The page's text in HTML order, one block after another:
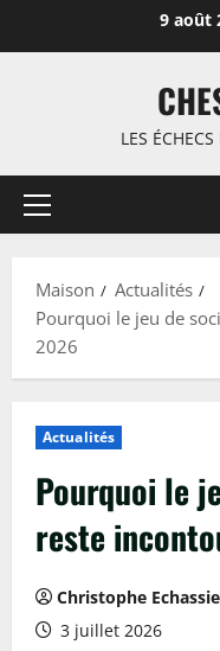
9 août
LES
Menu
Maison
Actualités
Pourquoi le jeu de
2026
Actualités
Pourquoi le
reste
Christophe
3 juillet 2026